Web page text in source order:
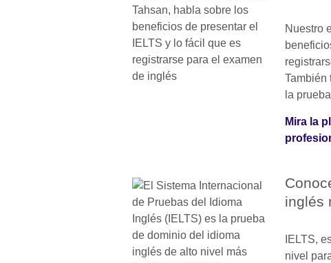
Nuestro
También
la
Mira la
inglés
IELTS,
nivel